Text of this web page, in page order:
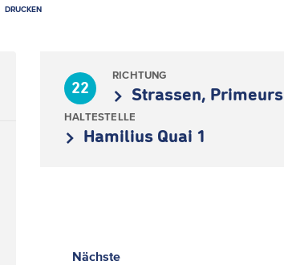
DRUCKEN
22
RICHTUNG
Strassen, Primeurs
HALTESTELLE
Hamilius Quai 1
Nächste